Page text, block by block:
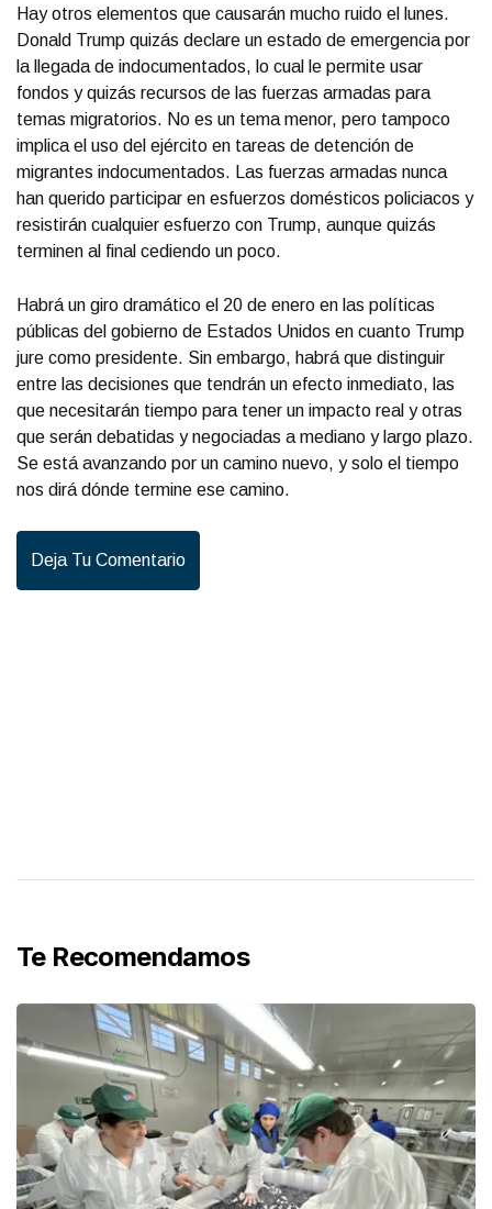
Hay otros elementos que causarán mucho ruido el lunes.
Donald Trump quizás declare un estado de emergencia por
la llegada de indocumentados, lo cual le permite usar
fondos y quizás recursos de las fuerzas armadas para
temas migratorios. No es un tema menor, pero tampoco
implica el uso del ejército en tareas de detención de
migrantes indocumentados. Las fuerzas armadas nunca
han querido participar en esfuerzos domésticos policiacos y
resistirán cualquier esfuerzo con Trump, aunque quizás
terminen al final cediendo un poco.
Habrá un giro dramático el 20 de enero en las políticas
públicas del gobierno de Estados Unidos en cuanto Trump
jure como presidente. Sin embargo, habrá que distinguir
entre las decisiones que tendrán un efecto inmediato, las
que necesitarán tiempo para tener un impacto real y otras
que serán debatidas y negociadas a mediano y largo plazo.
Se está avanzando por un camino nuevo, y solo el tiempo
nos dirá dónde termine ese camino.
Deja Tu Comentario
Te Recomendamos